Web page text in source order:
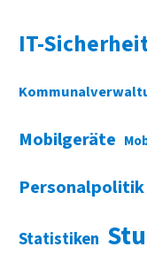
IT-
Mobilgeräte
Personalpolitik
Statistiken